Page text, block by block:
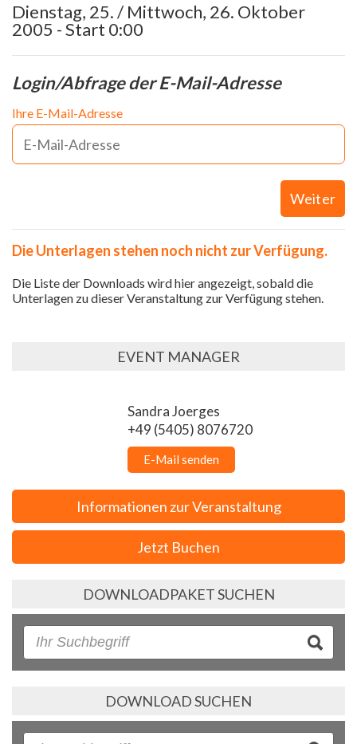
Dienstag, 25. / Mittwoch, 26. Oktober
2005 - Start 0:00
Login/Abfrage der E-Mail-Adresse
Ihre E-Mail-Adresse
Weiter
Die Unterlagen stehen noch nicht zur Verfügung.
Die Liste der Downloads wird hier angezeigt, sobald die
Unterlagen zu dieser Veranstaltung zur Verfügung stehen.
EVENT MANAGER
Sandra Joerges
+49 (5405) 8076720
E-Mail senden
Informationen zur Veranstaltung
Jetzt Buchen
DOWNLOADPAKET SUCHEN
DOWNLOAD SUCHEN